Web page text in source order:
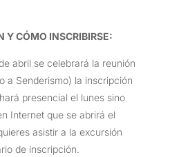
Y CÓMO INSCRIBIRSE:
abril se celebrará la reunión
a Senderismo) la inscripción
presencial el lunes sino
Internet que se abrirá el
asistir a la excursión
de inscripción.